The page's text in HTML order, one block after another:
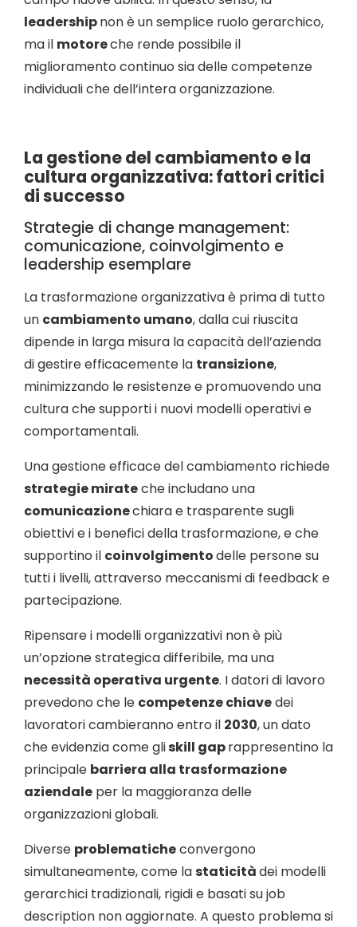
leadershipnon è un semplice ruolo gerarchico,
ma il motoreche rende possibile il
miglioramento continuo sia delle competenze
individuali che dell’intera organizzazione.
La gestione del cambiamento e la
cultura organizzativa: fattori critici
di successo
Strategie di change management:
comunicazione, coinvolgimento e
leadership esemplare
La trasformazione organizzativa è prima di tutto
un cambiamento umano, dalla cui riuscita
dipende in larga misura la capacità dell’azienda
di gestire efficacemente la transizione,
minimizzando le resistenze e promuovendo una
cultura che supporti i nuovi modelli operativi e
comportamentali.
Una gestione efficace del cambiamento richiede
strategie mirateche includano una
comunicazionechiara e trasparente sugli
obiettivi e i benefici della trasformazione, e che
supportino il coinvolgimentodelle persone su
tutti i livelli, attraverso meccanismi di feedback e
partecipazione.
Ripensare i modelli organizzativi non è più
un’opzione strategica differibile, ma una
necessità operativa urgente. I datori di lavoro
prevedono che le competenze chiavedei
lavoratori cambieranno entro il 2030, un dato
che evidenzia come gliskill gaprappresentino la
principale barriera alla trasformazione
aziendale per la maggioranza delle
organizzazioni globali.
Diverse problematicheconvergono
simultaneamente, come lastaticitàdei modelli
gerarchici tradizionali, rigidi e basati su job
description non aggiornate. A questo problema si